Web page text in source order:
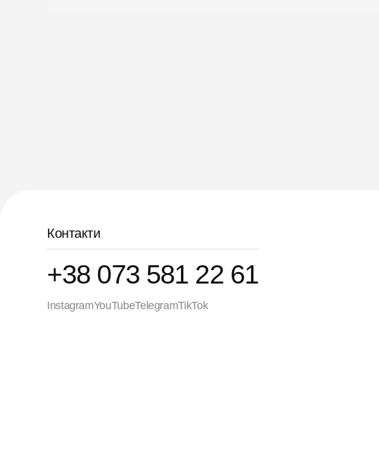
Контакти
+38 073 581 22 61
InstagramYouTubeTelegramTikTok